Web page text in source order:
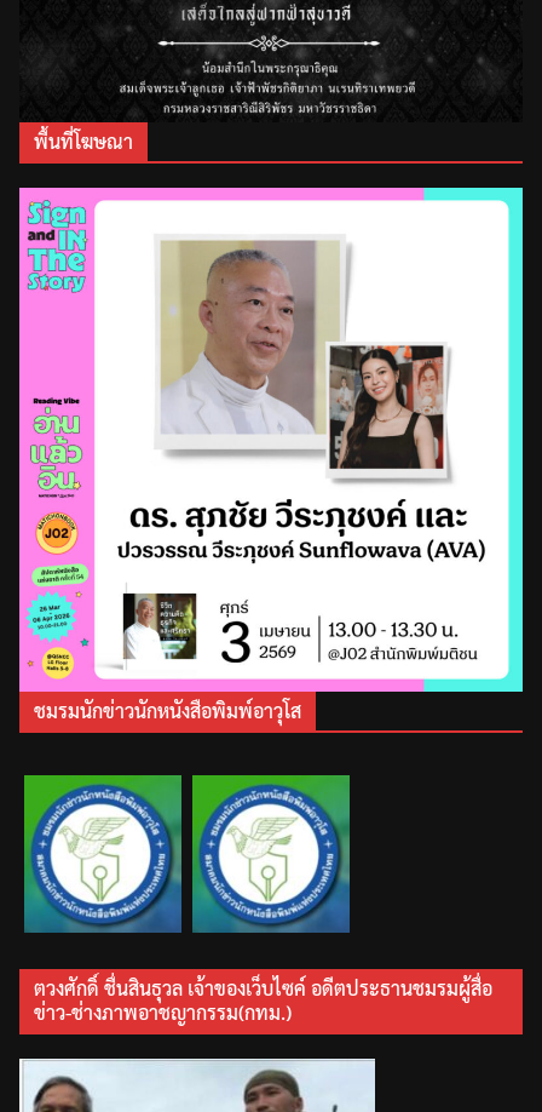
พื้นที่โฆษณา
ชมรมนักข่าวนักหนังสือพิมพ์อาวุโส
ตวงศักดิ์ ชื่นสินธุวล เจ้าของเว็บไซค์ อดีตประธานชมรมผู้สื่อ
ข่าว-ช่างภาพอาชญากรรม(กทม.)